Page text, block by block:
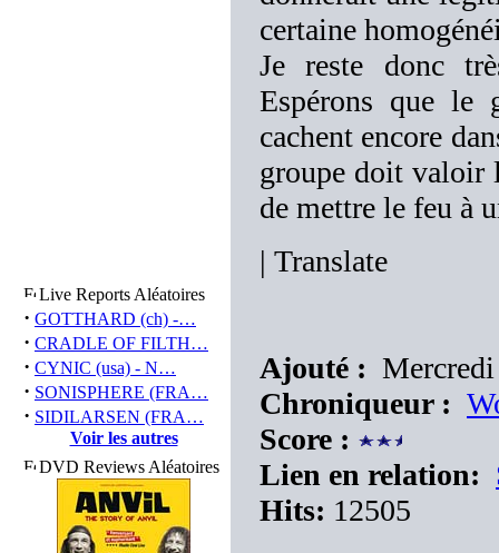
Live Reports Aléatoires
· GOTTHARD (ch) -…
· CRADLE OF FILTH…
· CYNIC (usa) - N…
· SONISPHERE (FRA…
· SIDILARSEN (FRA…
Voir les autres
DVD Reviews Aléatoires
certaine
Je reste donc
Espérons que le
cachent encore
groupe doit valoir
de mettre le feu à
| Translate
Ajouté :
Chroniqueur :
Score :
Lien en relation:
Hits: 12505